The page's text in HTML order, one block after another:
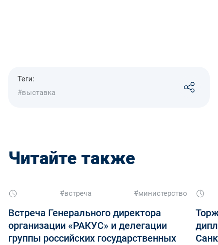
Теги:
#выставка
Читайте также
#встреча #министерство
Встреча Генерального директора
организации «РАКУС» и делегации
группы российских государственных